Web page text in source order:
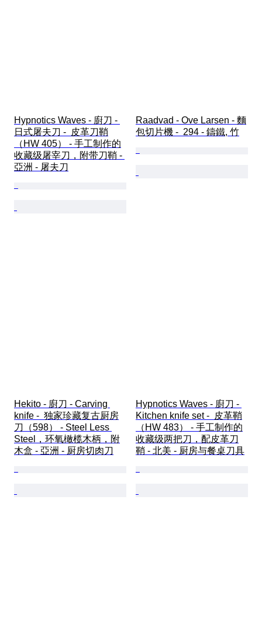
Hypnotics Waves - 廚刀 -
日式屠夫刀 -  皮革刀鞘
（HW 405） - 手工制作的
收藏级屠宰刀，附带刀鞘 -
亞洲 - 屠夫刀
Raadvad - Ove Larsen - 麵
包切片機 -  294 - 鑄鐵, 竹
Hekito - 廚刀 - Carving
knife -  独家珍藏复古厨房
刀（598） - Steel Less
Steel，环氧橄榄木柄，附
木盒 - 亞洲 - 厨房切肉刀
Hypnotics Waves - 廚刀 -
Kitchen knife set -  皮革鞘
（HW 483） - 手工制作的
收藏级两把刀，配皮革刀
鞘 - 北美 - 厨房与餐桌刀具